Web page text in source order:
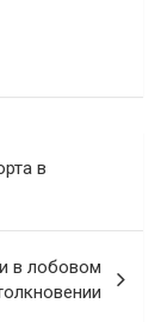
в
в лобовом